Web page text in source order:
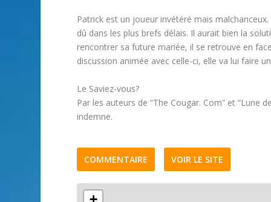
Patrick est un joueur invétéré mais
dû dans les plus brefs délais. Il aurait bien la
rencontrer sa future mariée, il se retrouve en
discussion animée avec celle-ci, elle va lui faire
Le Saviez-vous?
Par les auteurs de “The Cougar. Com” et
indemne.
COMMENTAIRE VOIR LE SITE